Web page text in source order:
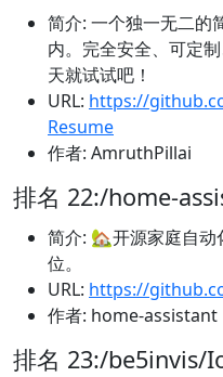
简介: 一个独一无二的
内。完全安全、可定
天就试试吧！
URL: https://
Resume
作者: AmruthPillai
排名 22:/home-
简介: 🏡开源家庭自动
位。
URL: https://
作者: home-assistant
排名 23:/be5invis/